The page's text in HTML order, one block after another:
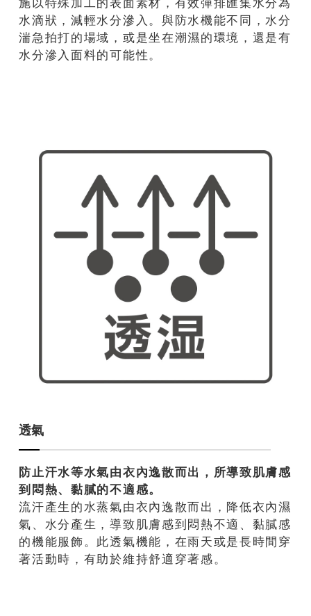
水滴狀，減輕水分滲入。與防水機能不同，水分
湍急拍打的場域，或是坐在潮濕的環境，還是有
水分滲入面料的可能性。
透氣
防止汗水等水氣由衣內逸散而出，所導致肌膚感
到悶熱、黏膩的不適感。
流汗產生的水蒸氣由衣內逸散而出，降低衣內濕
氣、水分產生，導致肌膚感到悶熱不適、黏膩感
的機能服飾。此透氣機能，在雨天或是長時間穿
著活動時，有助於維持舒適穿著感。